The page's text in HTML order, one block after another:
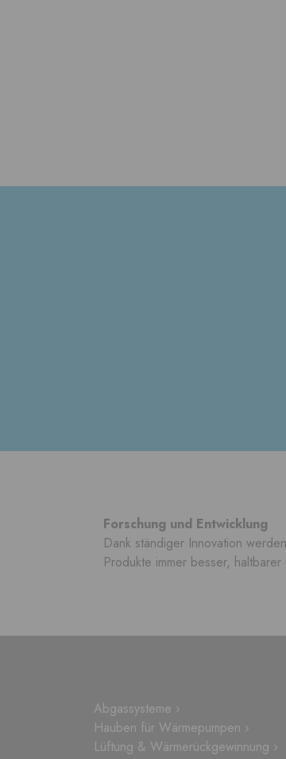
Forschung und Entwicklung
Dank ständiger Innovation
Produkte immer besser,
Abgassysteme ›
Hauben für Wärmepumpen ›
Lüftung & Wärmerückgewinnung ›